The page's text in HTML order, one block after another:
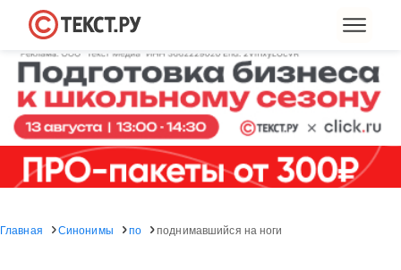
Главная Синонимы по поднимавшийся на ноги